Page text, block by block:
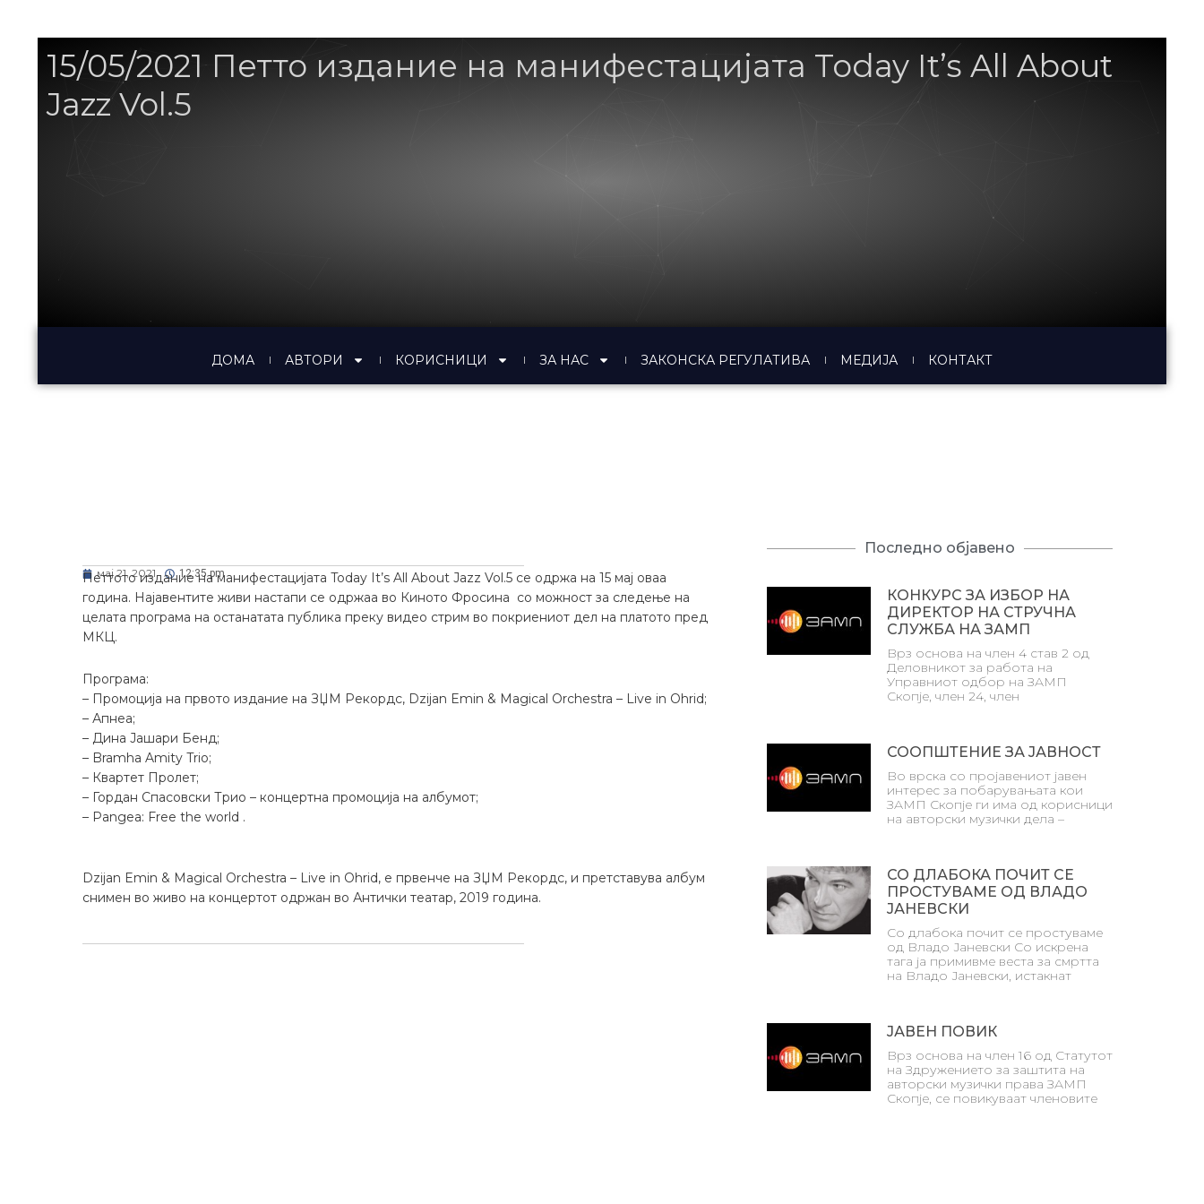
15/05/2021 Петто издание на манифестацијата Today It’s All About
Jazz Vol.5
ДОМА АВТОРИ КОРИСНИЦИ ЗА НАС ЗАКОНСКА РЕГУЛАТИВА МЕДИЈА КОНТАКТ
мај 21, 2021 12:35 pm
Петтото издание на манифестацијата Today It’s All About Jazz Vol.5 се одржа на 15 мај оваа
година. Најавентите живи настапи се одржаа во Киното Фросина со можност за следење на
целата програма на останатата публика преку видео стрим во покриениот дел на платото пред
МКЦ.
Програма:
– Промоција на првото издание на ЗЏМ Рекордс, Dzijan Emin & Magical Orchestra – Live in Ohrid;
– Апнеа;
– Дина Јашари Бенд;
– Bramha Amity Trio;
– Квартет Пролет;
– Гордан Спасовски Трио – концертна промоција на албумот;
– Pangea: Free the world .
Dzijan Emin & Magical Orchestra – Live in Ohrid, e првенче на ЗЏМ Рекордс, и претставува албум
снимен во живо на концертот одржан во Антички театар, 2019 година.
Последно објавено
КОНКУРС ЗА ИЗБОР НА
ДИРЕКТОР НА СТРУЧНА
СЛУЖБА НА ЗАМП
Врз основа на член 4 став 2 од
Деловникот за работа на
Управниот одбор на ЗАМП
Скопје, член 24, член
СООПШТЕНИЕ ЗА ЈАВНОСТ
Во врска со пројавениот јавен
интерес за побарувањата кои
ЗАМП Скопје ги има од корисници
на авторски музички дела –
СО ДЛАБОКА ПОЧИТ СЕ
ПРОСТУВАМЕ ОД ВЛАДО
ЈАНЕВСКИ
Со длабока почит се простуваме
од Владо Јаневски Со искрена
тага ја примивме веста за смртта
на Владо Јаневски, истакнат
ЈАВЕН ПОВИК
Врз основа на член 16 од Статутот
на Здружението за заштита на
авторски музички права ЗАМП
Скопје, се повикуваат членовите